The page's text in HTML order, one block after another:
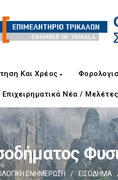
Και Χρέος
Επιχειρηματικά Νέα / Μελέτες
ΕΝΗΜΕΡΩΣΗ / ΕΙΣΟΔΗΜΑ